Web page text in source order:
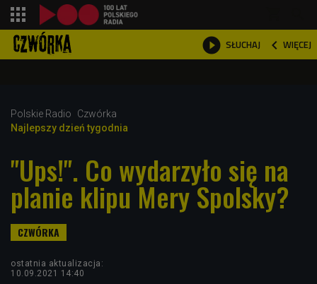
 SŁUCHAJ  WIĘCEJ

Polskie Radio
Czwórka
Najlepszy dzień tygodnia
"Ups!". Co wydarzyło się na
planie klipu Mery Spolsky?
ostatnia aktualizacja:
10.09.2021 14:40